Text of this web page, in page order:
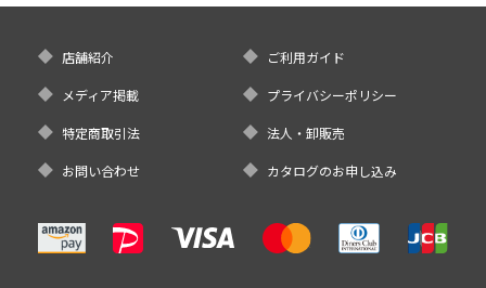
店舗紹介 ご利用ガイド
メディア掲載 プライバシーポリシー
特定商取引法 法人・卸販売
お問い合わせ カタログのお申し込み